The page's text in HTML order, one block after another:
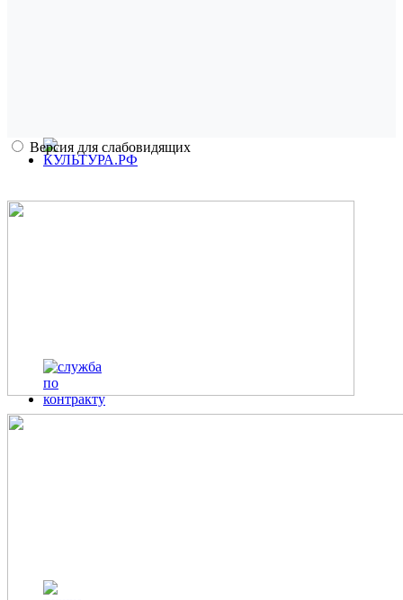
Версия для слабовидящих